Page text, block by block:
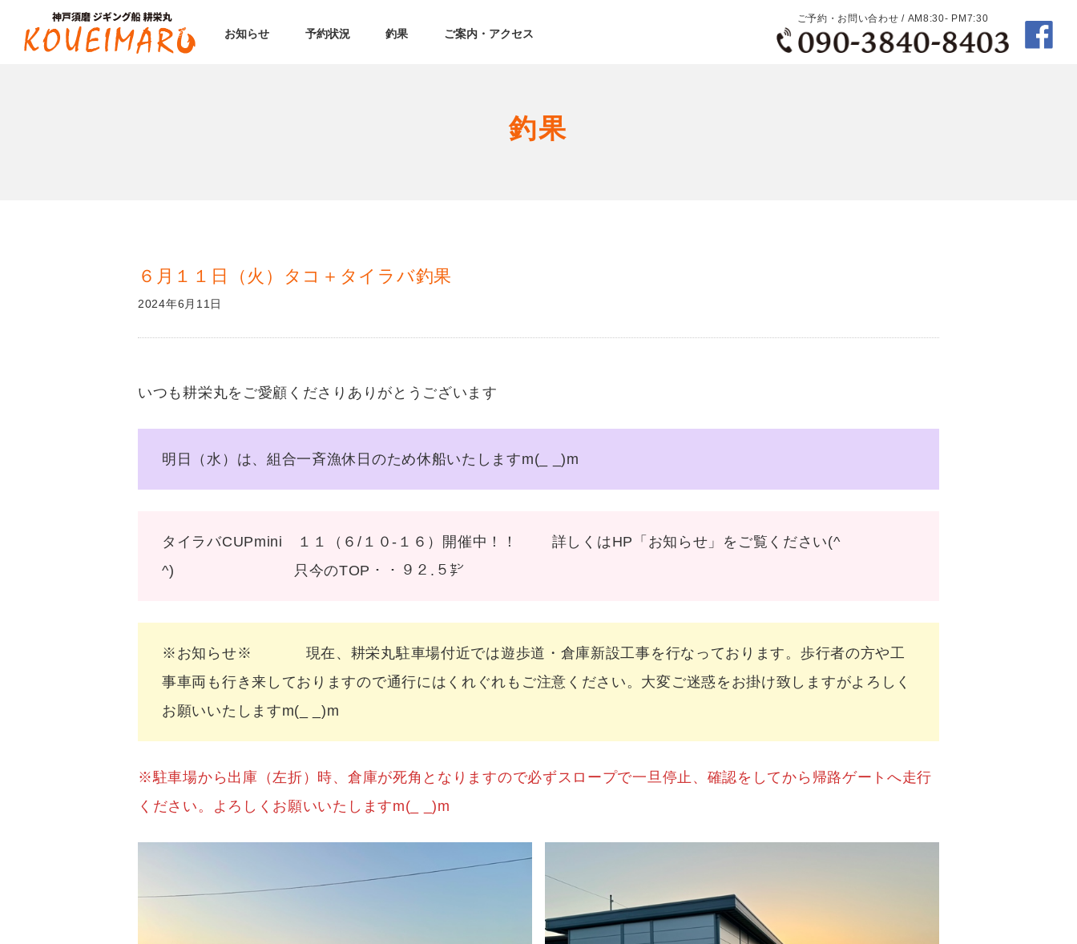
お知らせ 予約状況 釣果 ご案内・アクセス
ご予約・お問い合わせ / AM8:30- PM7:30
釣果
６月１１日（火）タコ＋タイラバ釣果
2024年6月11日
いつも耕栄丸をご愛顧くださりありがとうございます
明日（水）は、組合一斉漁休日のため休船いたしますm(_ _)m
タイラバCUPmini １１（６/１０-１６）開催中！！ 詳しくはHP「お知らせ」をご覧ください(^
^) 只今のTOP・・９２.５㌢
※お知らせ※ 現在、耕栄丸駐車場付近では遊歩道・倉庫新設工事を行なっております。歩行者の方や工
事車両も行き来しておりますので通行にはくれぐれもご注意ください。大変ご迷惑をお掛け致しますがよろしく
お願いいたしますm(_ _)m
※駐車場から出庫（左折）時、倉庫が死角となりますので必ずスロープで一旦停止、確認をしてから帰路ゲートへ走行
ください。よろしくお願いいたしますm(_ _)m